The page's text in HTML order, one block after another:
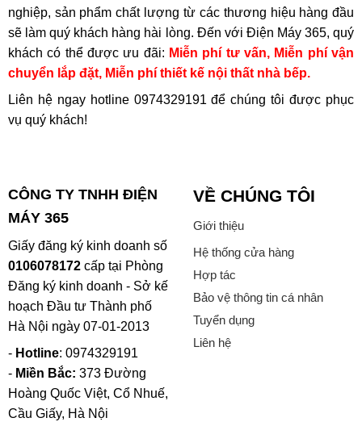
nghiệp, sản phẩm chất lượng từ các thương hiệu hàng đầu
sẽ làm quý khách hàng hài lòng. Đến với Điện Máy 365, quý
khách có thể được ưu đãi: Miễn phí tư vấn, Miễn phí vận
chuyển lắp đặt, Miễn phí thiết kế nội thất nhà bếp.
Liên hệ ngay hotline 0974329191 để chúng tôi được phục
vụ quý khách!
CÔNG TY TNHH ĐIỆN
MÁY 365
Giấy đăng ký kinh doanh số
0106078172cấp tại Phòng
Đăng ký kinh doanh - Sở kế
hoạch Đầu tư Thành phố
Hà Nội ngày 07-01-2013
- Hotline: 0974329191
- Miền Bắc: 373 Đường
Hoàng Quốc Việt, Cổ Nhuế,
Cầu Giấy, Hà Nội
VỀ CHÚNG TÔI
Giới thiệu
Hệ thống cửa hàng
Hợp tác
Bảo vệ thông tin cá nhân
Tuyển dụng
Liên hệ